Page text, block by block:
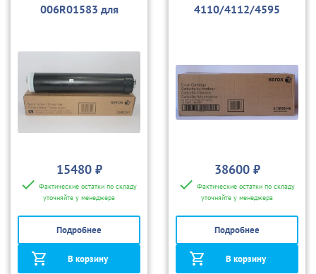
006R01583 для
15480 ₽
Фактические остатки по складу
уточняйте у менеджера
Подробнее
В корзину
4110/4112/4595
38600 ₽
Фактические остатки по складу
уточняйте у менеджера
Подробнее
В корзину